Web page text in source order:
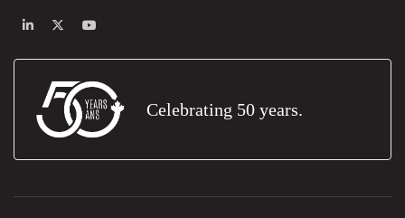
Celebrating 50 years.